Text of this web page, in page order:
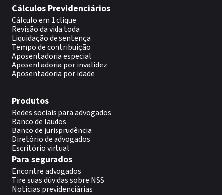
Cálculos Previdenciários
Cálculo em 1 clique
Revisão da vida toda
Liquidação de sentença
Tempo de contribuição
Aposentadoria especial
Aposentadoria por invalidez
Aposentadoria por idade
Produtos
Redes sociais para advogados
Banco de laudos
Banco de jurisprudência
Diretório de advogados
Escritório virtual
Para segurados
Encontre advogados
Tire suas dúvidas sobre NSS
Notícias previdenciárias